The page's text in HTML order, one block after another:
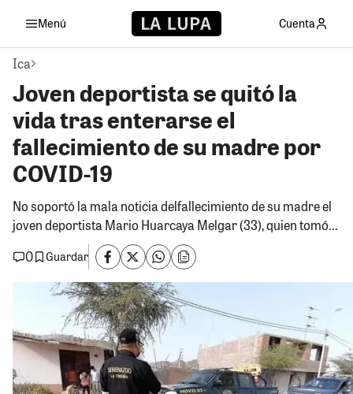
Menú Cuenta
Ica
Joven deportista se quitó la
vida tras enterarse el
fallecimiento de su madre por
COVID-19
No soportó la mala noticia delfallecimiento de su madre el
joven deportista Mario Huarcaya Melgar (33), quien tomó...
0
Guardar